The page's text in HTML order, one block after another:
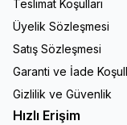
Teslimat Koşulları
Üyelik Sözleşmesi
Satış Sözleşmesi
Garanti ve İade
Gizlilik ve Güvenlik
Hızlı Erişim